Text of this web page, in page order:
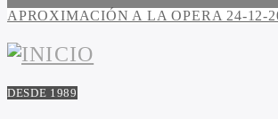
APROXIMACIÓN A LA OPERA 24-12-
DESDE 1989